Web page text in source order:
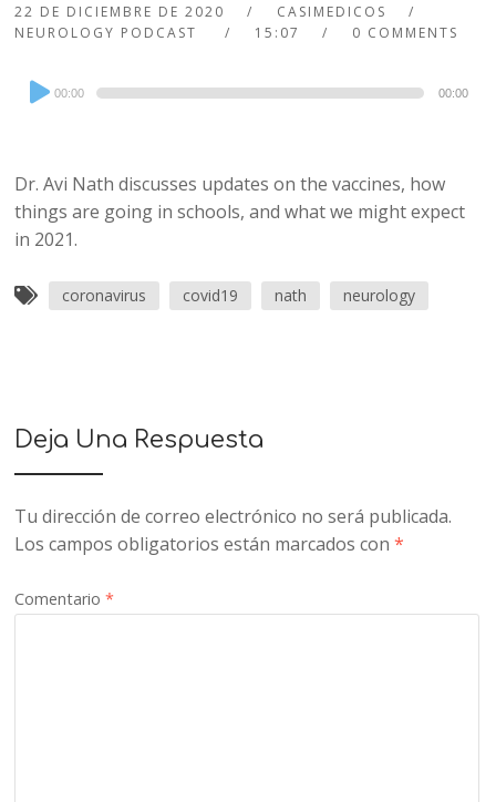
22 DE DICIEMBRE DE 2020
CASIMEDICOS
NEUROLOGY PODCAST
15:07 0 COMMENTS
Audio
Player
00:00 00:00
Dr. Avi Nath discusses updates on the vaccines, how
things are going in schools, and what we might expect
in 2021.
coronavirus covid19 nath neurology
Deja Una Respuesta
Tu dirección de correo electrónico no será publicada.
Los campos obligatorios están marcados con*
Comentario*